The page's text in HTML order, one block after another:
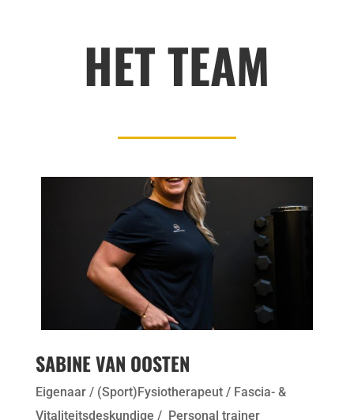
HET TEAM
SABINE VAN OOSTEN
Eigenaar / (Sport)Fysiotherapeut / Fascia- &
Vitaliteitsdeskundige / Personal trainer